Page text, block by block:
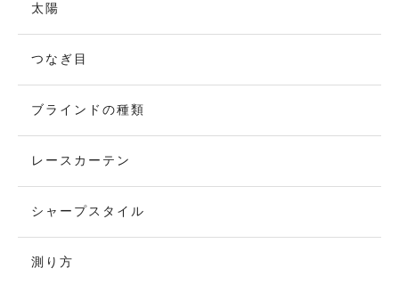
太陽
つなぎ目
ブラインドの種類
レースカーテン
シャープスタイル
測り方